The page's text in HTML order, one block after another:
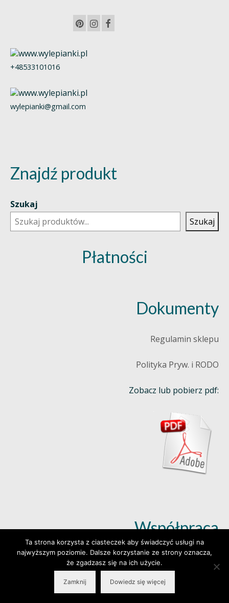
+48533101016
wylepianki@gmail.com
Znajdź produkt
Szukaj
Szukaj
Płatności
Dokumenty
Regulamin sklepu
Polityka Pryw. i RODO
Zobacz lub pobierz pdf:
Współpraca
Dowiedz się więcej (klik)
© 2026 Wylepianki - Made by: www.prosteWWW.pl
Ta strona korzysta z ciasteczek aby świadczyć usługi na
najwyższym poziomie. Dalsze korzystanie ze strony oznacza,
że zgadzasz się na ich użycie.
Zamknij Dowiedz się więcej